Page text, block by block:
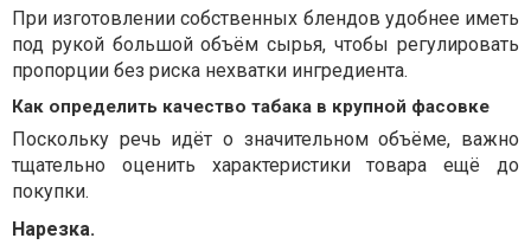
При изготовлении собственных блендов удобнее иметь
под рукой большой объём сырья, чтобы регулировать
пропорции без риска нехватки ингредиента.
Как определить качество табака в крупной фасовке
Поскольку речь идёт о значительном объёме, важно
тщательно оценить характеристики товара ещё до
покупки.
Нарезка.